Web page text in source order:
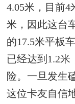
4.05米，目前4
米，因此这台
的17.5米平板
已经达到1.2米
险。一旦发生
这位卡友自信